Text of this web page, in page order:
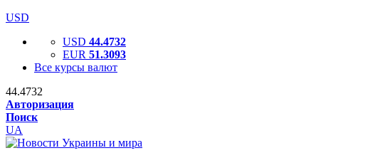
USD
USD 44.4732
EUR 51.3093
Все курсы валют
44.4732
Авторизация
Поиск
UA